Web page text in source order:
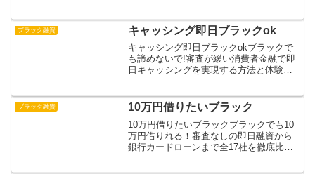
ブラック融資 キャッシング即日ブラックok
キャッシング即日ブラックokブラックで
も諦めないで!審査が緩い消費者金融で即
日キャッシングを実現する方法と体験談
記事では、ブラック状態でも審査に通る
意外な理由や、実際に...
ブラック融資 10万円借りたいブラック
10万円借りたいブラックブラックでも10
万円借りれる！審査なしの即日融資から
銀行カードローンまで全17社を徹底比較